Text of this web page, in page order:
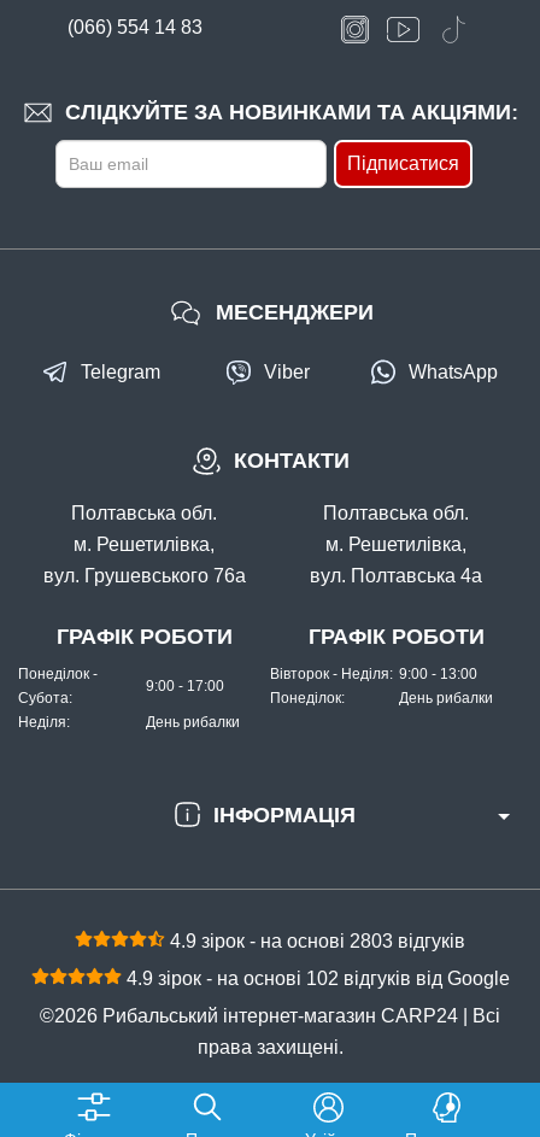
(066) 554 14 83
СЛІДКУЙТЕ ЗА НОВИНКАМИ ТА АКЦІЯМИ:
Підписатися
ІНФОРМАЦІЯ
КОНТАКТИ
Полтавська обл.
м. Решетилівка,
вул. Грушевського 76а
ГРАФІК РОБОТИ
Понеділок -
Субота:
9:00 - 17:00
Неділя: День рибалки
Полтавська обл.
м. Решетилівка,
вул. Полтавська 4а
ГРАФІК РОБОТИ
Вівторок - Неділя: 9:00 - 13:00
Понеділок:
День рибалки
МЕСЕНДЖЕРИ
Telegram Viber WhatsApp
4.9 зірок - на основі 2803 відгуків
4.9 зірок - на основі 102 відгуків від Google
©2026 Рибальський інтернет-магазин CARP24 | Всі
права захищені.